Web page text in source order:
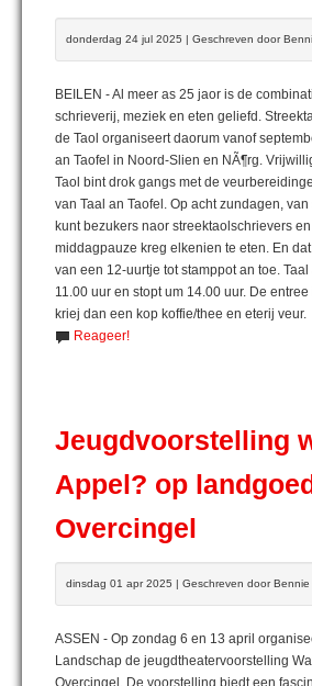
donderdag 24 jul 2025 | Geschreven door
BEILEN - Al meer as 25 jaor is de
schrieverij, meziek en eten geliefd.
de Taol organiseert daorum vanof
an Taofel in Noord-Slien en NÃ¶rg.
Taol bint drok gangs met de
van Taal an Taofel. Op acht zundagen,
kunt bezukers naor streektaolschrievers
middagpauze kreg elkenien te eten. En
van een 12-uurtje tot stamppot an toe.
11.00 uur en stopt um 14.00 uur. De entree
kriej dan een kop koffie/thee en eterij veur.
Reageer!
Jeugdvoorstelling
Appel? op landgoed
Overcingel
dinsdag 01 apr 2025 | Geschreven door Bennie
ASSEN - Op zondag 6 en 13 april
Landschap de jeugdtheatervoorstelling
Overcingel. De voorstelling biedt een